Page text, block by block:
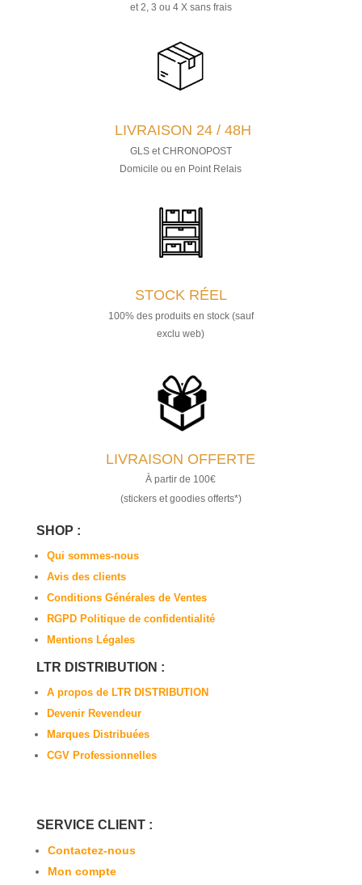
et 2, 3 ou 4 X sans frais
LIVRAISON 24 / 48H
GLS et CHRONOPOST
Domicile ou en Point Relais
STOCK RÉEL
100% des produits en stock (sauf
exclu web)
LIVRAISON OFFERTE
À partir de 100€
(stickers et goodies offerts*)
SHOP :
Qui sommes-nous
Avis des clients
Conditions Générales de Ventes
RGPD Politique de confidentialité
Mentions Légales
LTR DISTRIBUTION :
A propos de LTR DISTRIBUTION
Devenir Revendeur
Marques Distribuées
CGV Professionnelles
SERVICE CLIENT :
Contactez-nous
Mon compte